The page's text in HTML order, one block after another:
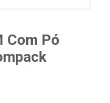
Com Pó